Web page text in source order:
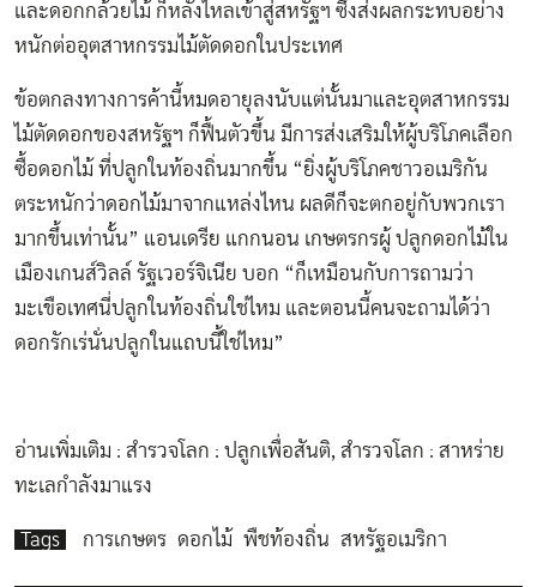
และดอกกล้วยไม้ ก็หลั่งไหลเข้าสู่สหรัฐฯ ซึ่งส่งผลกระทบอย่าง
หนักต่ออุตสาหกรรมไม้ตัดดอกในประเทศ
ข้อตกลงทางการค้านี้หมดอายุลงนับแต่นั้นมาและอุตสาหกรรม
ไม้ตัดดอกของสหรัฐฯ ก็ฟื้นตัวขึ้น มีการส่งเสริมให้ผู้บริโภคเลือก
ซื้อดอกไม้ ที่ปลูกในท้องถิ่นมากขึ้น “ยิ่งผู้บริโภคชาวอเมริกัน
ตระหนักว่าดอกไม้มาจากแหล่งไหน ผลดีก็จะตกอยู่กับพวกเรา
มากขึ้นเท่านั้น” แอนเดรีย แกกนอน เกษตรกรผู้ ปลูกดอกไม้ใน
เมืองเกนส์วิลล์ รัฐเวอร์จิเนีย บอก “ก็เหมือนกับการถามว่า
มะเขือเทศนี่ปลูกในท้องถิ่นใช่ไหม และตอนนี้คนจะถามได้ว่า
ดอกรักเร่นั่นปลูกในแถบนี้ใช่ไหม”
อ่านเพิ่มเติม : สำรวจโลก : ปลูกเพื่อสันติ, สำรวจโลก : สาหร่าย
ทะเลกำลังมาแรง
Tags การเกษตร ดอกไม้ พืชท้องถิ่น สหรัฐอเมริกา